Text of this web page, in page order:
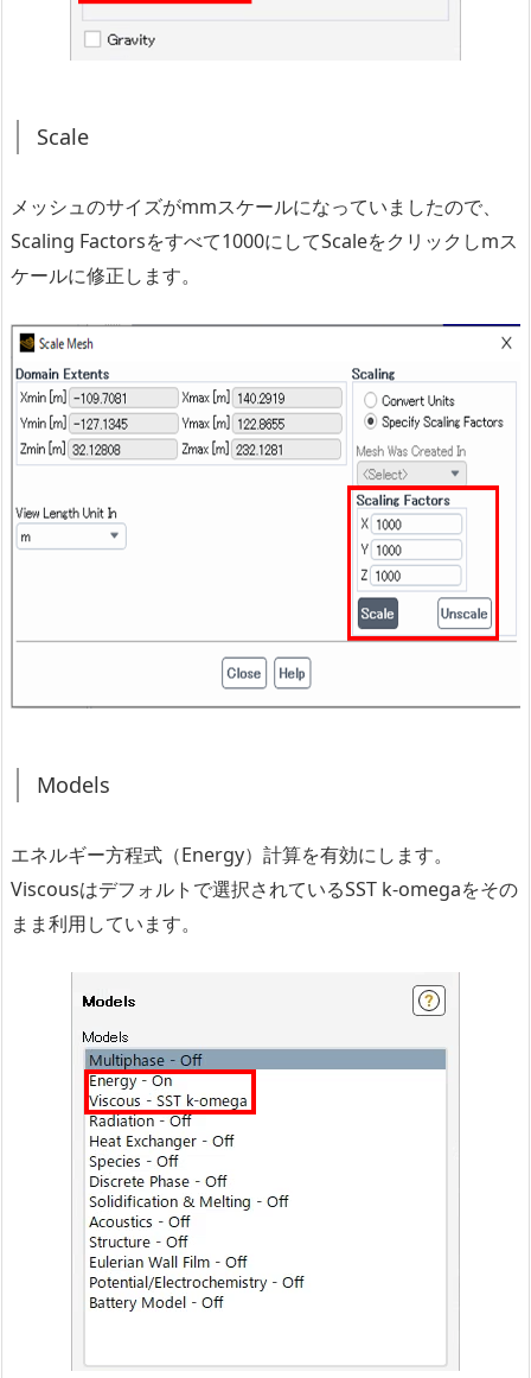
Scale
メッシュのサイズがmmスケールになっていましたので、
Scaling Factorsをすべて1000にしてScaleをクリックしmス
ケールに修正します。
Models
エネルギー方程式（Energy）計算を有効にします。
Viscousはデフォルトで選択されているSST k-omegaをその
まま利用しています。